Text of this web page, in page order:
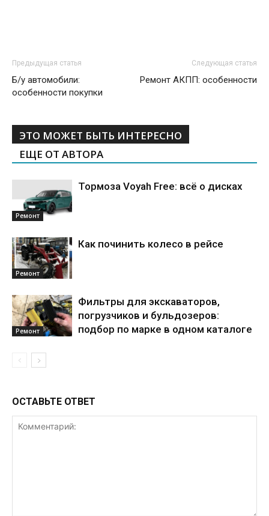
Предыдущая статья
Б/у автомобили:
особенности покупки
Следующая статья
Ремонт АКПП: особенности
ЭТО МОЖЕТ БЫТЬ ИНТЕРЕСНО
ЕЩЕ ОТ АВТОРА
Ремонт
Тормоза Voyah Free: всё о дисках
Ремонт
Как починить колесо в рейсе
Ремонт
Фильтры для экскаваторов,
погрузчиков и бульдозеров:
подбор по марке в одном каталоге
ОСТАВЬТЕ ОТВЕТ